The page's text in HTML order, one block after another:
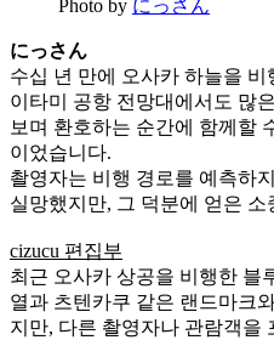
Photo by にっさん
にっさん
수십 년 만에 오사카 하늘을 비
이타미 공항 전망대에서도 많
보며 환호하는 순간에 함께할
이었습니다.
촬영자는 비행 경로를 예측하
실망했지만, 그 덕분에 얻은
cizucu 편집부
최근 오사카 상공을 비행한 블
열과 츠텐카쿠 같은 랜드마크
지만, 다른 촬영자나 관람객을